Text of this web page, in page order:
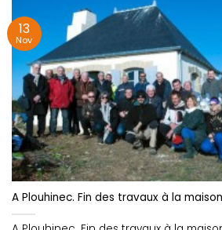
A Plouhinec. Fin des travaux à la
13
Nov